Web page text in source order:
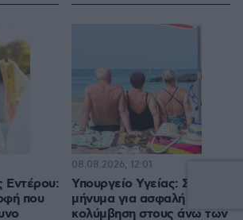
Εντέρου:
που
Υπουργείο Υγείας: Στέλνει
μήνυμα για ασφαλή
κολύμβηση στους άνω των
08.08.2026, 12:01